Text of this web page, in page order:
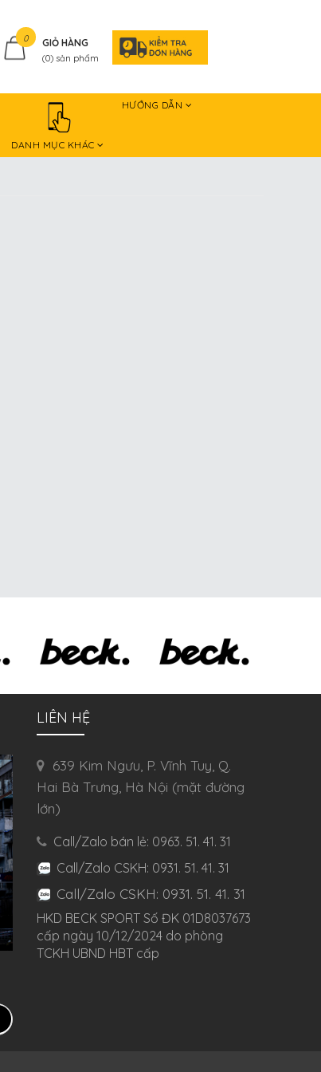
0 GIỎ HÀNG
(0) sản phẩm
DANH MỤC KHÁC
HƯỚNG DẪN
LIÊN HỆ
639 Kim Ngưu, P. Vĩnh Tuy, Q.
Hai Bà Trưng, Hà Nội (mặt đường
lớn)
Call/Zalo bán lẻ: 0963. 51. 41. 31
Call/Zalo CSKH: 0931. 51. 41. 31
Call/Zalo CSKH: 0931. 51. 41. 31
HKD BECK SPORT Số ĐK 01D8037673
cấp ngày 10/12/2024 do phòng
TCKH UBND HBT cấp